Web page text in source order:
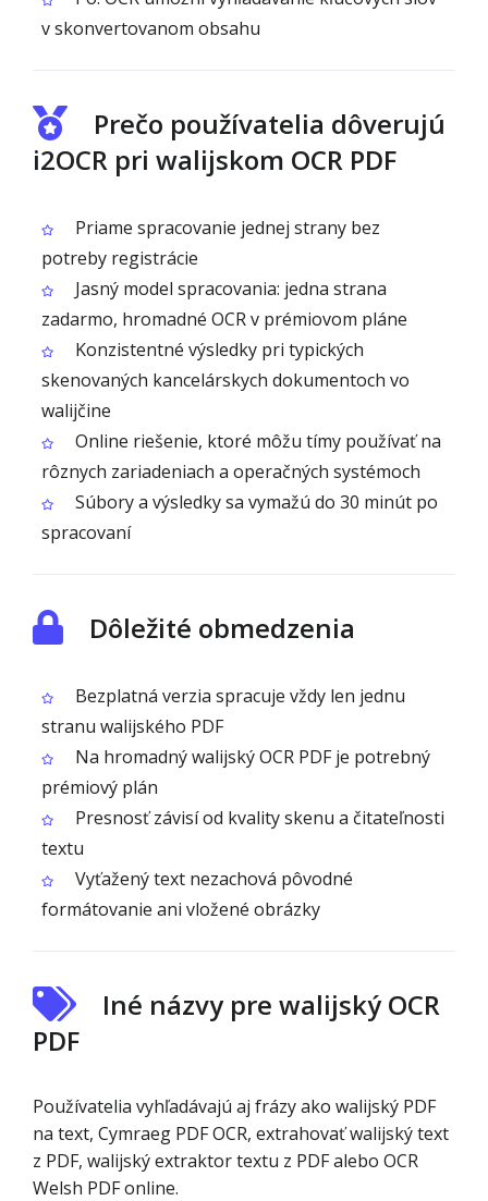
v skonvertovanom obsahu
Prečo používatelia dôverujú
i2OCR pri walijskom OCR PDF
Priame spracovanie jednej strany bez
potreby registrácie
Jasný model spracovania: jedna strana
zadarmo, hromadné OCR v prémiovom pláne
Konzistentné výsledky pri typických
skenovaných kancelárskych dokumentoch vo
walijčine
Online riešenie, ktoré môžu tímy používať na
rôznych zariadeniach a operačných systémoch
Súbory a výsledky sa vymažú do 30 minút po
spracovaní
Dôležité obmedzenia
Bezplatná verzia spracuje vždy len jednu
stranu walijského PDF
Na hromadný walijský OCR PDF je potrebný
prémiový plán
Presnosť závisí od kvality skenu a čitateľnosti
textu
Vyťažený text nezachová pôvodné
formátovanie ani vložené obrázky
Iné názvy pre walijský OCR
PDF
Používatelia vyhľadávajú aj frázy ako walijský PDF
na text, Cymraeg PDF OCR, extrahovať walijský text
z PDF, walijský extraktor textu z PDF alebo OCR
Welsh PDF online.